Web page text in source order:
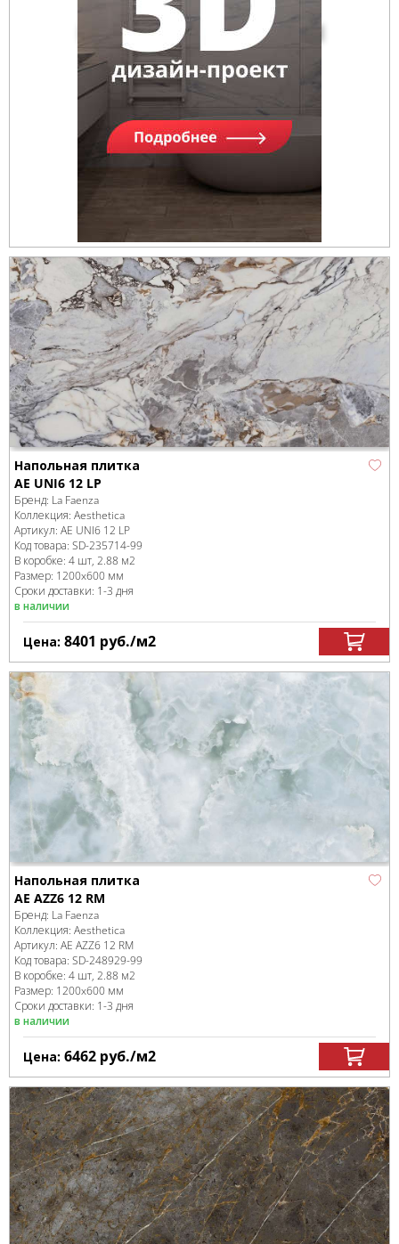
Напольная плитка
AE UNI6 12 LP
Бренд: La Faenza
Коллекция: Aesthetica
Артикул: AE UNI6 12 LP
Код товара: SD-235714-99
В коробке: 4 шт, 2.88 м2
Размер: 1200x600 мм
Сроки доставки: 1-3 дня
в наличии
Цена: 8401 руб./м2
Напольная плитка
AE AZZ6 12 RM
Бренд: La Faenza
Коллекция: Aesthetica
Артикул: AE AZZ6 12 RM
Код товара: SD-248929-99
В коробке: 4 шт, 2.88 м2
Размер: 1200x600 мм
Сроки доставки: 1-3 дня
в наличии
Цена: 6462 руб./м2